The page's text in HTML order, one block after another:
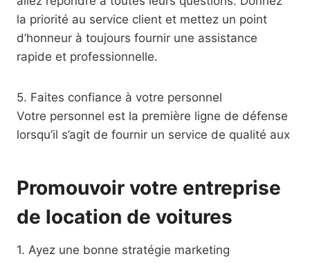
la priorité au service client et mettez un point
d’honneur à toujours fournir une assistance
rapide et professionnelle.
5. Faites confiance à votre personnel
Votre personnel est la première ligne de défense
lorsqu’il s’agit de fournir un service de qualité aux
Promouvoir votre entreprise
de location de voitures
1. Ayez une bonne stratégie marketing